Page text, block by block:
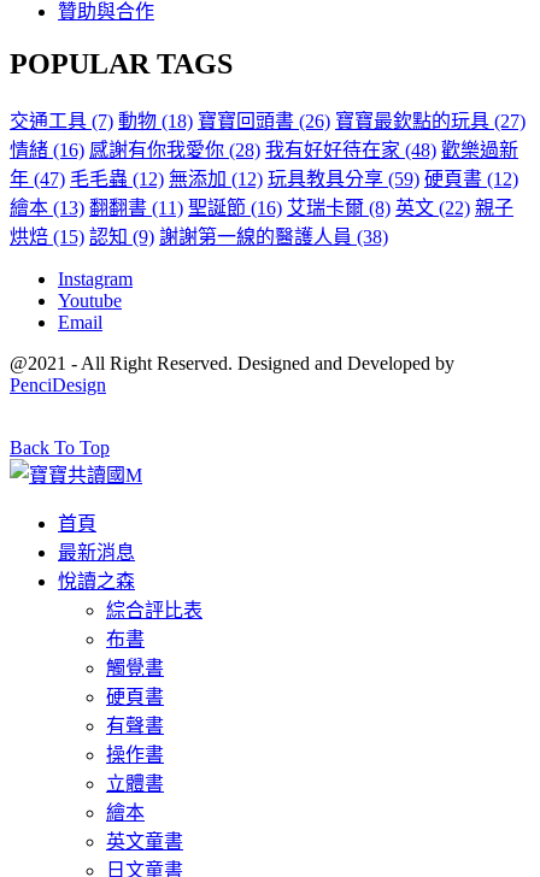
贊助與合作
POPULAR TAGS
交通工具 (7) 動物 (18) 寶寶回頭書 (26) 寶寶最欽點的玩具 (27)
情緒 (16) 感謝有你我愛你 (28) 我有好好待在家 (48) 歡樂過新
年 (47) 毛毛蟲 (12) 無添加 (12) 玩具教具分享 (59) 硬頁書 (12)
繪本 (13) 翻翻書 (11) 聖誕節 (16) 艾瑞卡爾 (8) 英文 (22) 親子
烘焙 (15) 認知 (9) 謝謝第一線的醫護人員 (38)
Instagram
Youtube
Email
@2021 - All Right Reserved. Designed and Developed by
PenciDesign
Back To Top
首頁
最新消息
悅讀之森
綜合評比表
布書
觸覺書
硬頁書
有聲書
操作書
立體書
繪本
英文童書
日文童書